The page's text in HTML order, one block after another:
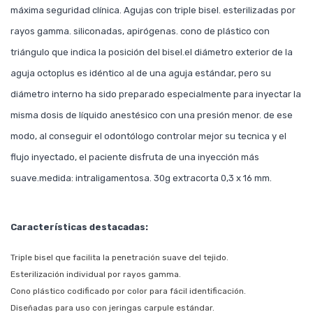
máxima seguridad clínica. Agujas con triple bisel. esterilizadas por
rayos gamma. siliconadas, apirógenas. cono de plástico con
triángulo que indica la posición del bisel.el diámetro exterior de la
aguja octoplus es idéntico al de una aguja estándar, pero su
diámetro interno ha sido preparado especialmente para inyectar la
misma dosis de líquido anestésico con una presión menor. de ese
modo, al conseguir el odontólogo controlar mejor su tecnica y el
flujo inyectado, el paciente disfruta de una inyección más
suave.medida: intraligamentosa. 30g extracorta 0,3 x 16 mm.
Características destacadas:
Triple bisel que facilita la penetración suave del tejido.
Esterilización individual por rayos gamma.
Cono plástico codificado por color para fácil identificación.
Diseñadas para uso con jeringas carpule estándar.